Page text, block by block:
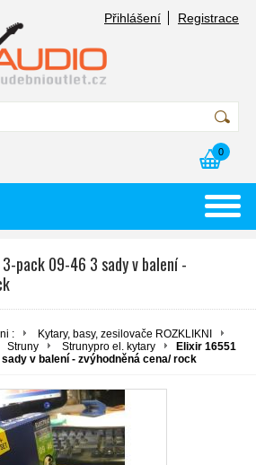
Přihlášení Registrace
0
3-pack 09-46 3 sady v balení -
:
Kytary, basy, zesilovače ROZKLIKNI
Struny Strunypro el. kytary
Elixir 16551
sady v balení - zvýhodněná cena/ rock